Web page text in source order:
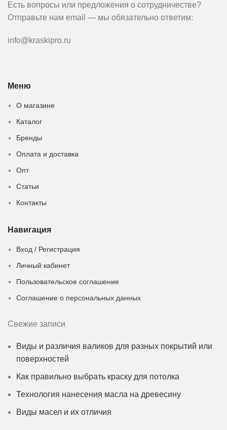
Есть вопросы или предложения о сотрудничестве?
Отправьте нам email — мы обязательно ответим:
info@kraskipro.ru
Меню
О магазине
Каталог
Бренды
Оплата и доставка
Опт
Статьи
Контакты
Навигация
Вход / Регистрация
Личный кабинет
Пользовательское соглашение
Соглашение о персональных данных
Свежие записи
Виды и различия валиков для разных покрытий или
поверхностей
Как правильно выбрать краску для потолка
Технология нанесения масла на древесину
Виды масел и их отличия